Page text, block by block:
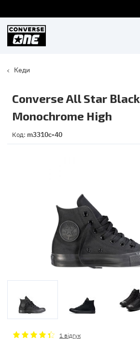
Кеди
Converse All Star Black
Monochrome High
Код: m3310c-40
1 відгук